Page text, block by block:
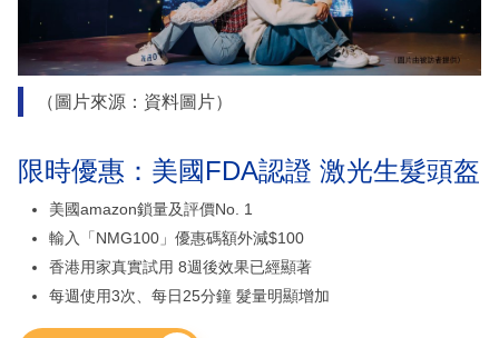
（圖片來源：資料圖片）
限時優惠：美國FDA認證 激光生髮頭盔
美國amazon鎖量及評價No. 1
輸入「NMG100」優惠碼額外減$100
香港用家真實試用 8週後效果已經顯著
每週使用3次、每日25分鐘 髮量明顯增加